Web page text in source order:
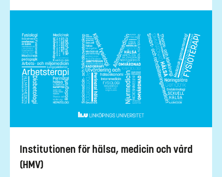
Institutionen för hälsa, medicin och vård
(HMV)